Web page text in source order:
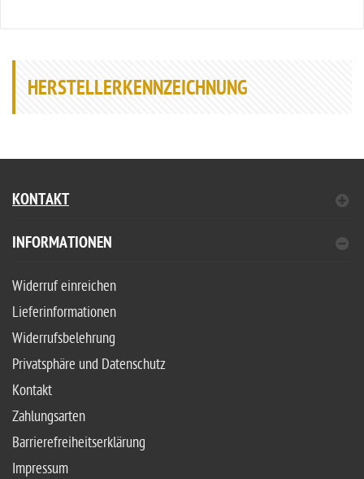
HERSTELLERKENNZEICHNUNG
KONTAKT
INFORMATIONEN
Widerruf einreichen
Lieferinformationen
Widerrufsbelehrung
Privatsphäre und Datenschutz
Kontakt
Zahlungsarten
Barrierefreiheitserklärung
Impressum